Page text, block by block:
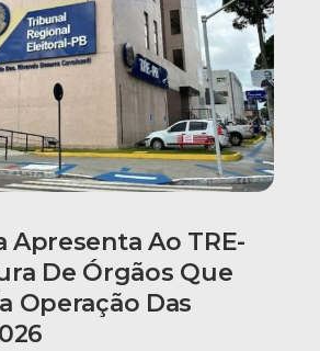
Apresenta Ao TRE-
De Órgãos Que
Operação Das